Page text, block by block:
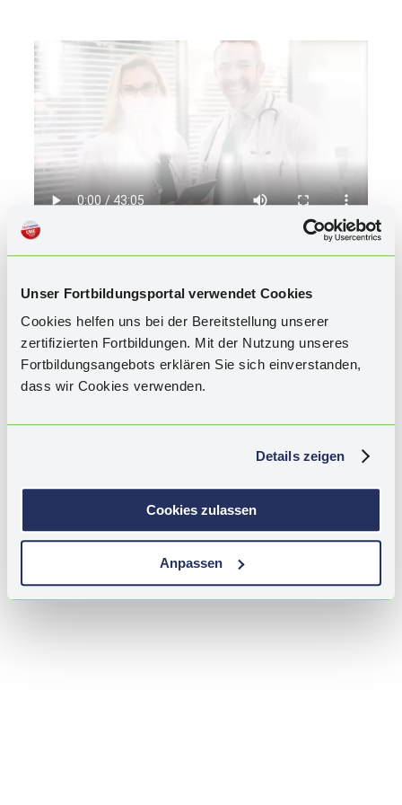
Unser Fortbildungsportal verwendet Cookies
Cookies helfen uns bei der Bereitstellung unserer
zertifizierten Fortbildungen. Mit der Nutzung unseres
Fortbildungsangebots erklären Sie sich einverstanden,
dass wir Cookies verwenden.
Details zeigen
Cookies zulassen
Anpassen
GENDERASPEKTE BEI DIABETES /
HORMONELLE LEBENSPHASEN DER FRAU BEI
DM
KARDIOVASKULÄRE RISIKOFAKTOREN /